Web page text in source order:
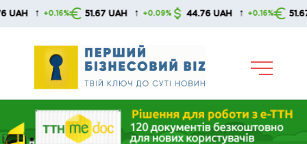
Skip
51.67 UAH ↑ +0.09% 44.76 UAH ↑ +0.16% 51.67 UAH ↑